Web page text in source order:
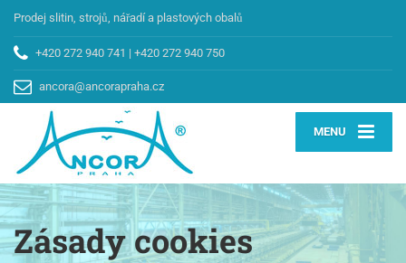
Prodej slitin, strojů, nářadí a plastových obalů
+420 272 940 741 | +420 272 940 750
ancora@ancorapraha.cz
MENU
Zásady cookies